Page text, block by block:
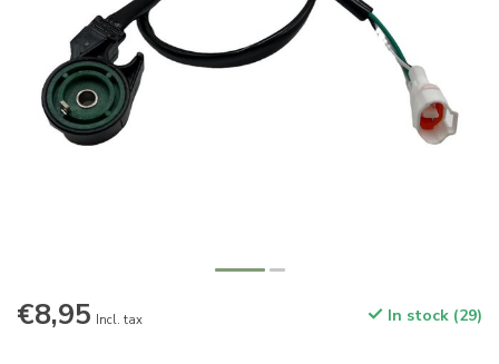
€8,95 Incl. tax In stock (29)